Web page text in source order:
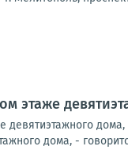
этаже
дома, -